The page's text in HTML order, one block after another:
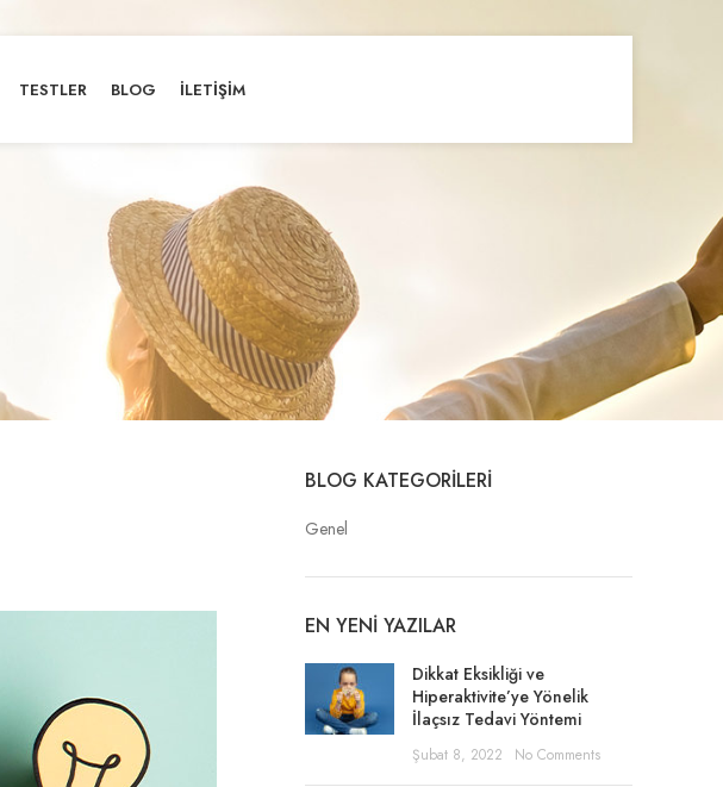
TESTLER BLOG İLETIŞIM
BLOG KATEGORILERI
Genel
EN YENI YAZILAR
Dikkat Eksikliği ve
Hiperaktivite’ye Yönelik
İlaçsız Tedavi Yöntemi
Şubat 8, 2022 No Comments